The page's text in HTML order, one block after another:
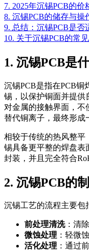
7. 2025年沉锡PCB的价
8. 沉锡PCB的储存与操
9. 总结：沉锡PCB是否
10. 关于沉锡PCB的常
1. 沉锡PCB是
沉锡PCB是指在PCB铜
锡，以保护铜面并提供
对金属的接触界面，不
替代铜离子，最终形成
相较于传统的热风整平
锡具备更平整的焊盘表
封装，并且完全符合
2. 沉锡PCB的
沉锡工艺的流程主要包
前处理清洗：清
微蚀处理 ：轻微
活化处理 ：通过